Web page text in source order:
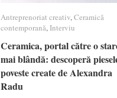
Antreprenoriat creativ,Ceramică
contemporană, Interviu
Ceramica, portal către o
mai blândă: descoperă
poveste create de Alexandra
Radu
Antreprenoriat creativ Ceramică
contemporană Interviu
Ceramica, portal către o
mai blândă: descoperă
poveste create de Alexandra
Radu